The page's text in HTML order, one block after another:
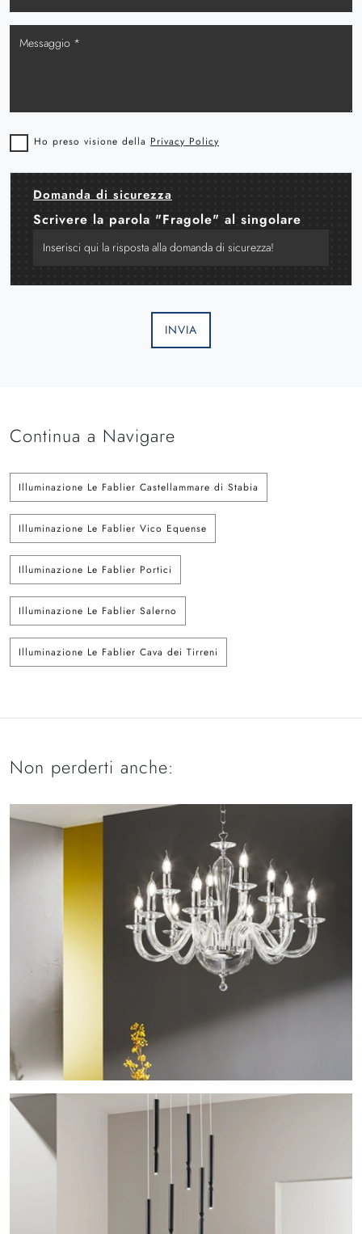
Ho preso visione della Privacy Policy
Domanda di sicurezza
Scrivere la parola "Fragole" al singolare
INVIA
Continua a Navigare
Illuminazione Le Fablier Castellammare di Stabia
Illuminazione Le Fablier Vico Equense
Illuminazione Le Fablier Portici
Illuminazione Le Fablier Salerno
Illuminazione Le Fablier Cava dei Tirreni
Non perderti anche: